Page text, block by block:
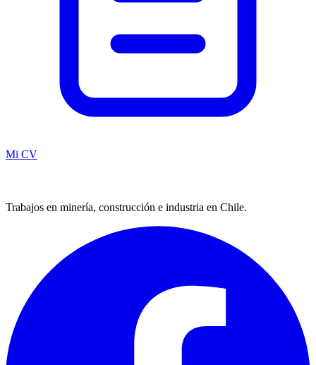
Mi CV
Trabajos en minería, construcción e industria en Chile.